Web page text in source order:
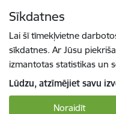
Sīkdatnes
Lai šī tīmekļvietne
sīkdatnes. Ar Jūsu
izmantotas statistikas un
Lūdzu, atzīmējiet savu
Noraidīt